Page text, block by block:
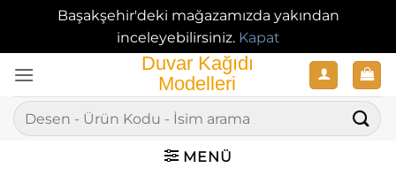
Başakşehir'deki mağazamızda yakından
inceleyebilirsiniz. Kapat
atla
Ara:
MENÜ